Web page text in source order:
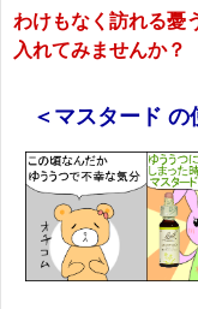
わけもなく訪れる憂
入れてみませんか？
＜マスタード の